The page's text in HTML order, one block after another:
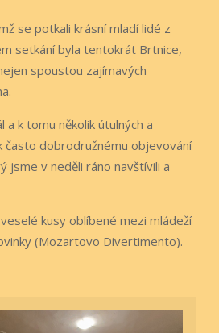
se potkali krásní mladí lidé z
setkání byla tentokrát Brtnice,
spoustou zajímavých
k tomu několik útulných a
dobrodružnému objevování
jsme v neděli ráno navštívili a
kusy oblíbené mezi mládeží
(Mozartovo Divertimento).